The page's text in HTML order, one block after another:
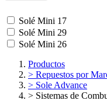
Solé Mini 17
Solé Mini 29
Solé Mini 26
Productos
> Repuestos por
> Sole Advance
> Sistemas de